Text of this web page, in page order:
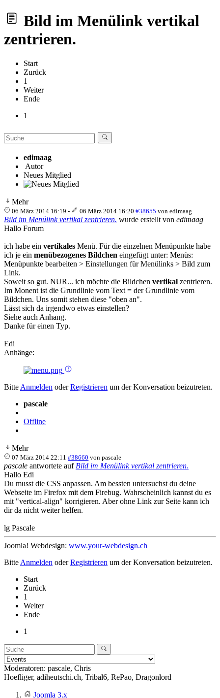
Bild im Menülink vertikal
zentrieren.
Start
Zurück
1
Weiter
Ende
1
edimaag
Autor
Neues Mitglied
Mehr
06 März 2014 16:19 - 06 März 2014 16:20 #38655 von edimaag
Bild im Menülink vertikal zentrieren. wurde erstellt von edimaag
Hallo Forum
ich habe ein vertikales Menü. Für die einzelnen Menüpunkte habe
ich je ein menübezogenes Bildchen eingefügt unter: Menüs:
Menüpunkte bearbeiten > Einstellungen für Menülinks > Bild zum
Link.
Soweit so gut. NUR... ich möchte die Bildchen vertikal zentrieren.
Im Monent ist die Grundlinie vom Text = der Grundlinie vom
Bildchen. Uns somit stehen diese "oben an".
Lässt sich da irgendwo etwas einstellen?
Siehe auch Anhang.
Danke für einen Typ.
Edi
Anhänge:
Bitte Anmelden oderRegistrieren um der Konversation beizutreten.
pascale
Offline
Mehr
07 März 2014 22:11 #38660 vonpascale
pascale antwortete auf Bild im Menülink vertikal zentrieren.
Hallo Edi
Du musst die CSS anpassen. Am bessten untersuchst du deine
Webseite im Firefox mit dem Firebug. Wahrscheinlich kannst du es
mit "vertical-align" korrigieren. Aber ohne Link zur Seite kann ich
dir da nicht weiter helfen.
lg Pascale
Joomla! Webdesign: www.your-webdesign.ch
Bitte Anmelden oderRegistrieren um der Konversation beizutreten.
Start
Zurück
1
Weiter
Ende
1
Moderatoren: pascale, Chris
Hoefliger, adiheutschi.ch, Tribal6, RePao, Dragonlord
Joomla 3.x